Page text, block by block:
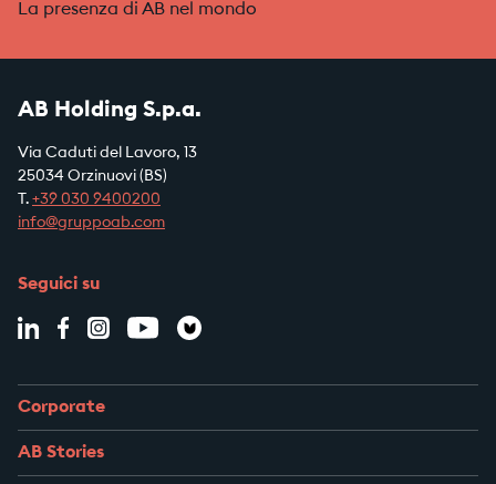
La presenza di AB nel mondo
AB Holding S.p.a.
Via Caduti del Lavoro, 13
25034 Orzinuovi (BS)
T. +39 030 9400200
info@gruppoab.com
Seguici su
Corporate
AB Stories